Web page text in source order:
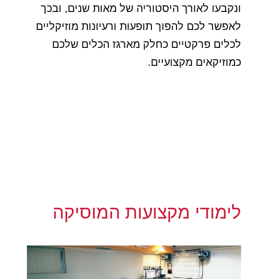
ונקבעו לאורך היסטוריה של מאות שנים, ובכך
לאפשר לכם להפוך תופעות ורעיונות מוזיקליים
לכלים פרקטיים כחלק מארגז הכלים שלכם
כמוזיקאים מקצועיים.
לימודי מקצועות המוסיקה